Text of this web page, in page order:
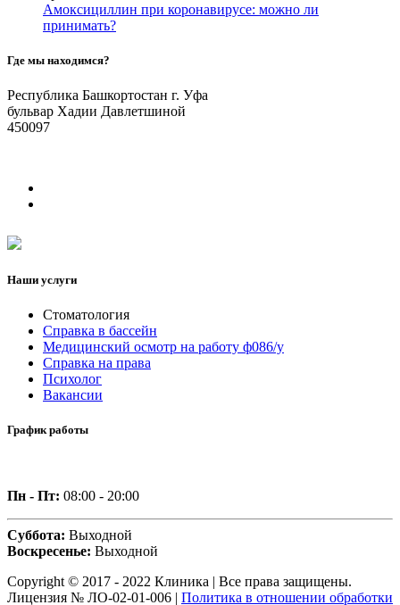
Амоксициллин при коронавирусе: можно ли
принимать?
Где мы находимся?
Республика Башкортостан г. Уфа
бульвар Хадии Давлетшиной
450097
Наши услуги
Стоматология
Справка в бассейн
Медицинский осмотр на работу ф086/у
Справка на права
Психолог
Вакансии
График работы
Пн - Пт: 08:00 - 20:00
Суббота: Выходной
Воскресенье: Выходной
Copyright © 2017 - 2022 Клиника | Все права защищены.
Лицензия № ЛО-02-01-006 | Политика в отношении обработки